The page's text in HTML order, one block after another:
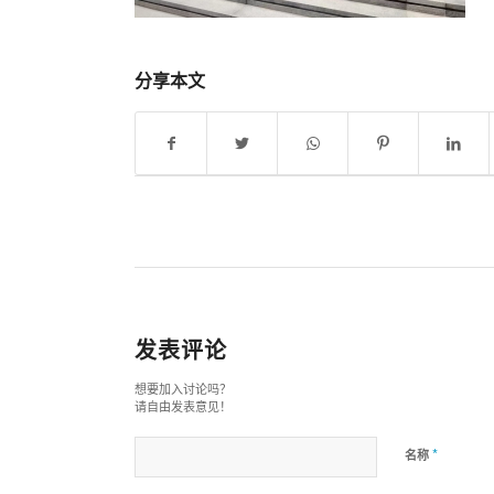
分享本文
发表评论
想要加入讨论吗？
请自由发表意见！
名称 *